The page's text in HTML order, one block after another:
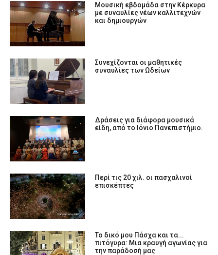
Μουσική εβδομάδα στην Κέρκυρα
με συναυλίες νέων καλλιτεχνών
και δημιουργών
Συνεχίζονται οι μαθητικές
συναυλίες των Ωδείων
Δράσεις για διάφορα μουσικά
είδη, από το Ιόνιο Πανεπιστήμιο.
Περί τις 20 χιλ. οι πασχαλινοί
επισκέπτες
Το δικό μου Πάσχα και τα...
πιτόγυρα: Μια κραυγή αγωνίας για
την παράδοσή μας